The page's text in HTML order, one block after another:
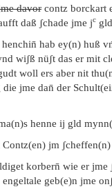
davor contz borckart
daß ʃchade jme jc
hab ey(n) huß
wiʃß nüʃt das er mit
woll ers aber nit
die jme dan̄ der
henne ij gld
jm
korbern̄ wie er
geb(e)n jme